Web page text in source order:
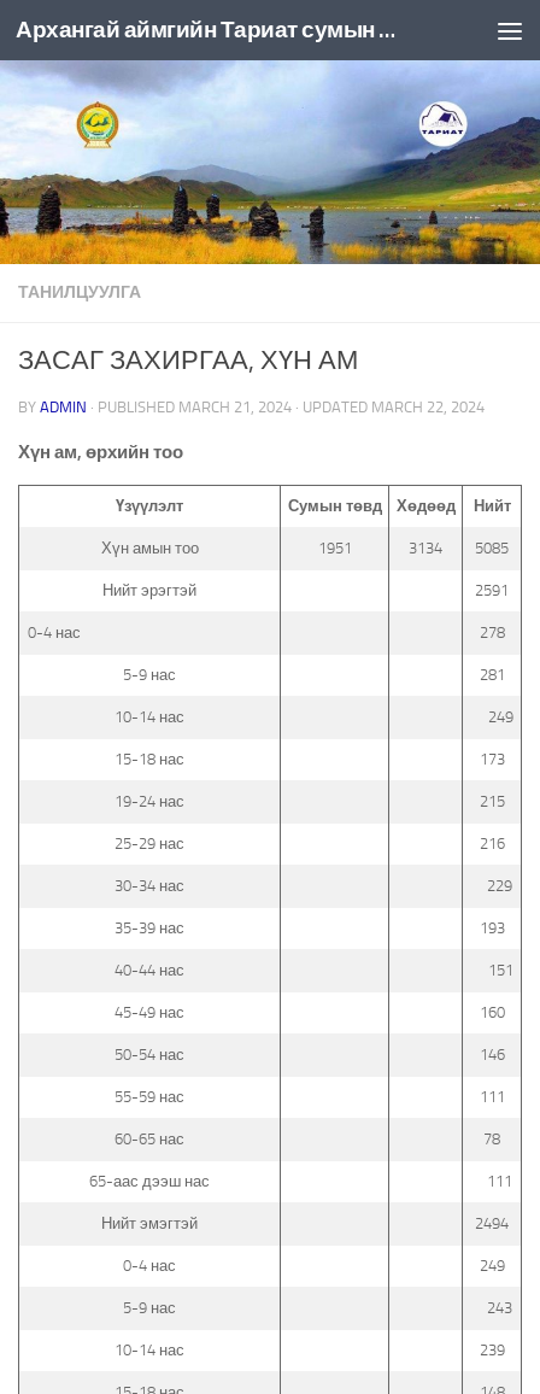
Skip to content Архангай аймгийн Тариат сумын ЗДТГ
ТАНИЛЦУУЛГА
ЗАСАГ ЗАХИРГАА, ХҮН АМ
BY ADMIN · PUBLISHED MARCH 21, 2024 · UPDATED MARCH 22, 2024
Хүн ам, өрхийн тоо
Үзүүлэлт Сумын төвд Хөдөөд Нийт
Хүн амын тоо 1951 3134 5085
Нийт эрэгтэй 2591
0-4 нас 278
5-9 нас 281
10-14 нас 249
15-18 нас 173
19-24 нас 215
25-29 нас 216
30-34 нас 229
35-39 нас 193
40-44 нас 151
45-49 нас 160
50-54 нас 146
55-59 нас 111
60-65 нас 78
65-аас дээш нас 111
Нийт эмэгтэй 2494
0-4 нас 249
5-9 нас 243
10-14 нас 239